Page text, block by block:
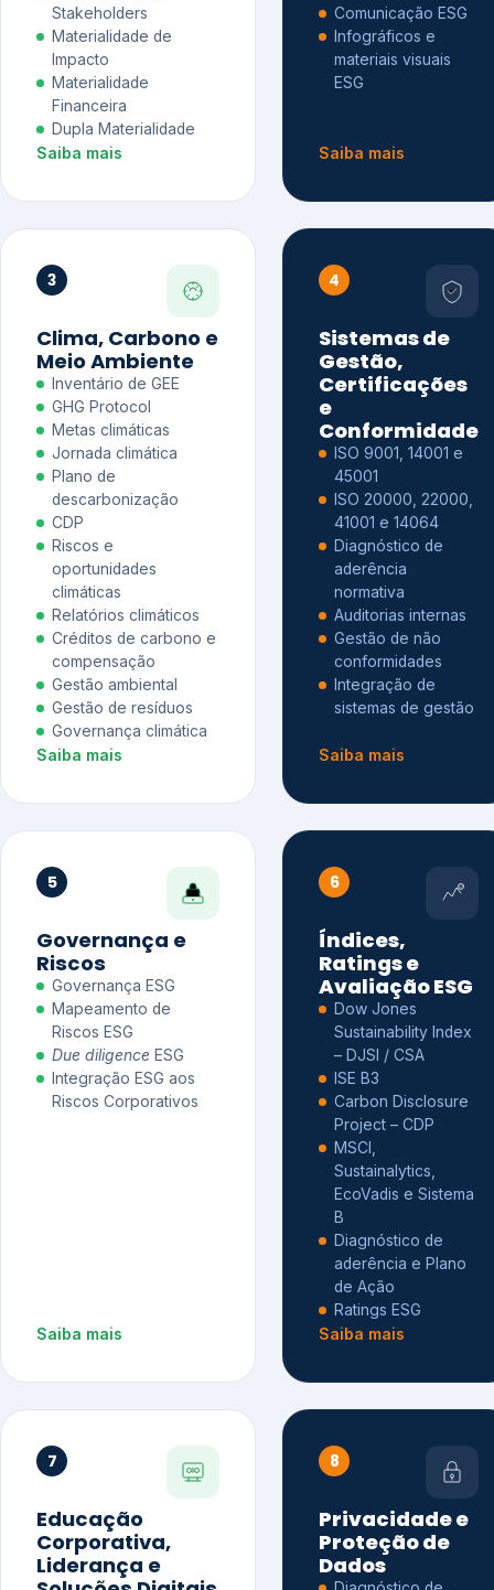
Stakeholders
Materialidade de
Impacto
Materialidade
Financeira
Dupla Materialidade
Saiba mais
Comunicação ESG
Infográficos e
materiais visuais
ESG
Saiba mais
3
Clima, Carbono e
Meio Ambiente
Inventário de GEE
GHG Protocol
Metas climáticas
Jornada climática
Plano de
descarbonização
CDP
Riscos e
oportunidades
climáticas
Relatórios climáticos
Créditos de carbono e
compensação
Gestão ambiental
Gestão de resíduos
Governança climática
Saiba mais
4
Sistemas de
Gestão,
Certificações
e
Conformidade
ISO 9001, 14001 e
45001
ISO 20000, 22000,
41001 e 14064
Diagnóstico de
aderência
normativa
Auditorias internas
Gestão de não
conformidades
Integração de
sistemas de gestão
Saiba mais
5
Governança e
Riscos
Governança ESG
Mapeamento de
Riscos ESG
Due diligence ESG
Integração ESG aos
Riscos Corporativos
Saiba mais
6
Índices,
Ratings e
Avaliação ESG
Dow Jones
Sustainability Index
– DJSI / CSA
ISE B3
Carbon Disclosure
Project – CDP
MSCI,
Sustainalytics,
EcoVadis e Sistema
B
Diagnóstico de
aderência e Plano
de Ação
Ratings ESG
Saiba mais
7
Educação
Corporativa,
Liderança e
8
Privacidade e
Proteção de
Dados